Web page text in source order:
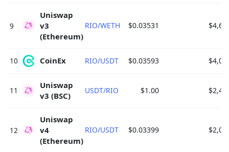
9
Uniswap
v3
(Ethereum)
RIO/WETH $0.03531
10 CoinEx RIO/USDT $0.03593
11
Uniswap
v3 (BSC)
USDT/RIO $1.00
12
Uniswap
v4
(Ethereum)
RIO/USDT $0.03399